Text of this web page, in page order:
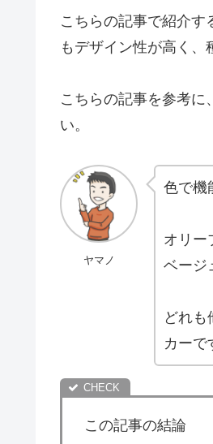
こちらの記事で紹介
もデザイン性が高く、
こちらの記事を参考に、
い。
ヤマノ
色で機
オリー
ベージ
どれ
カーで
この記事の結論